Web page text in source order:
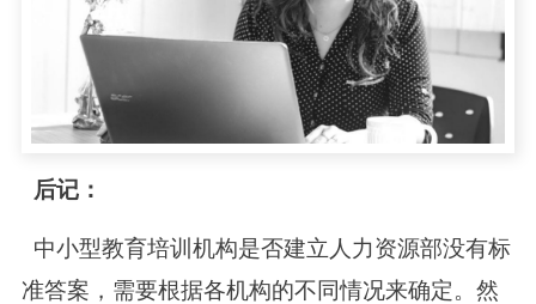
后记：
中小型教育培训机构是否建立人力资源部没有标
准答案，需要根据各机构的不同情况来确定。然